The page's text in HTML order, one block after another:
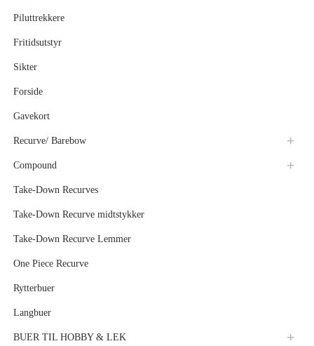
Piluttrekkere
Fritidsutstyr
Sikter
Forside
Gavekort
Recurve/ Barebow
Compound
Take-Down Recurves
Take-Down Recurve midtstykker
Take-Down Recurve Lemmer
One Piece Recurve
Rytterbuer
Langbuer
BUER TIL HOBBY & LEK